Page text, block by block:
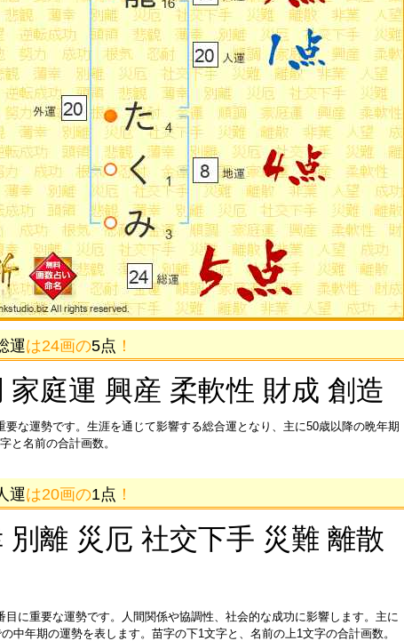
運は24画の5点 ！
家庭運 興産 柔軟性 財成 創造
要な運勢です。生涯を通じて影響する総合運となり、主に50歳以降の晩年期
と名前の合計画数。
運は20画の1点 ！
別離 災厄 社交下手 災難 離散
目に重要な運勢です。人間関係や協調性、社会的な成功に影響します。主に
中年期の運勢を表します。苗字の下1文字と、名前の上1文字の合計画数。